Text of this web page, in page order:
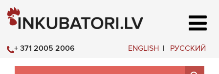
ENGLISH РУССКИЙ
+ 371 2005 2006